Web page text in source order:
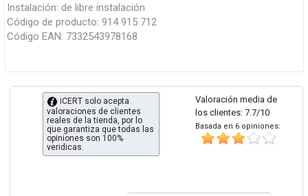
Instalación: de libre instalación
Código de producto: 914 915 712
Código EAN: 7332543978168
Valoración media de
los clientes: 7.7/10
Basada en 6 opiniones:
iCERT solo acepta
valoraciones de clientes
reales de la tienda, por lo
que garantiza que todas las
opiniones son 100%
veridicas.